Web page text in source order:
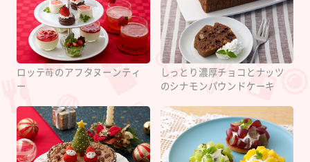
ロッテ苺のアフタヌーンティ
ー
しっとり濃厚チョコとナッツ
のシナモンパウンドケーキ